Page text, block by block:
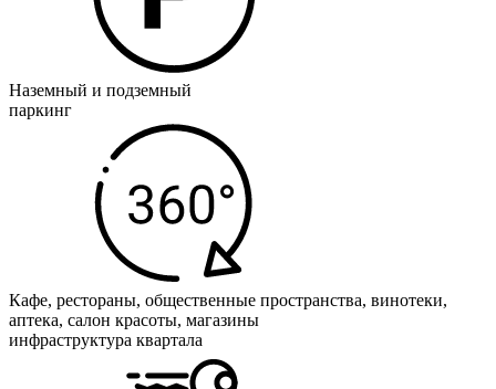
Наземный и подземный
паркинг
Кафе, рестораны, общественные пространства, винотеки,
аптека, салон красоты, магазины
инфраструктура квартала